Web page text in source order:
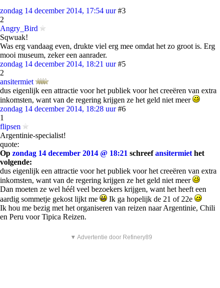
zondag 14 december 2014, 17:54 uur #3
2
Angry_Bird
Sqwuak!
Was erg vandaag even, drukte viel erg mee omdat het zo groot is. Erg
mooi museum, zeker een aanrader.
zondag 14 december 2014, 18:21 uur #5
2
ansitermiet
dus eigenlijk een attractie voor het publiek voor het creeëren van extra
inkomsten, want van de regering krijgen ze het geld niet meer
zondag 14 december 2014, 18:28 uur #6
1
flipsen
Argentinie-specialist!
quote:
Op zondag 14 december 2014 @ 18:21 schreefansitermiet het
volgende:
dus eigenlijk een attractie voor het publiek voor het creeëren van extra
inkomsten, want van de regering krijgen ze het geld niet meer
Dan moeten ze wel héél veel bezoekers krijgen, want het heeft een
aardig sommetje gekost lijkt me
Ik ga hopelijk de 21 of 22e
Ik hou me bezig met het organiseren van reizen naar Argentinie, Chili
en Peru voor Tipica Reizen.
▼ Advertentie door Refinery89